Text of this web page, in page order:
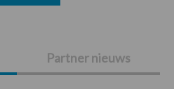
Partner nieuws